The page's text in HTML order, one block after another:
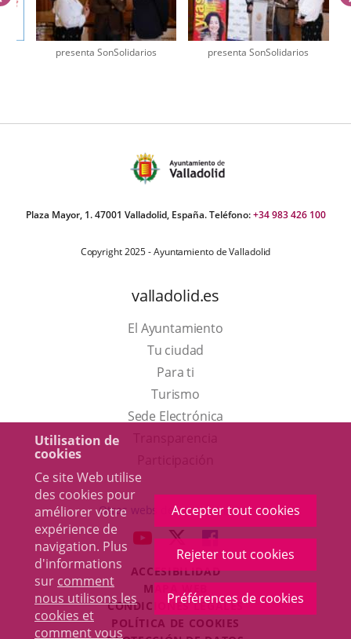
Utilisation de
cookies
Ce site Web utilise
des cookies pour
améliorer votre
expérience de
navigation. Plus
d'informations
sur comment
nous utilisons les
cookies et
comment vous
Accepter tout cookies
Rejeter tout cookies
Préférences de cookies
presenta SonSolidarios presenta SonSolidarios
Plaza Mayor, 1. 47001 Valladolid, España. Teléfono:+34 983 426 100
Copyright 2025 - Ayuntamiento de Valladolid
valladolid.es
El Ayuntamiento
Tu ciudad
Para ti
TurismoEste
enlace
una
ventana
nueva.
Sede Electrónica
externa.
Otras webs del ayuntamiento
ENLACE
UNA
APLICACIÓN
EXTERNA.
ENLACE
A
UNA
APLICACIÓN
EXTERNA.
ENLACE
A
UNA
APLICACIÓN
EXTERNA.
ACCESIBILIDAD
MAPA WEB
CONDICIONES LEGALES
POLÍTICA DE COOKIES